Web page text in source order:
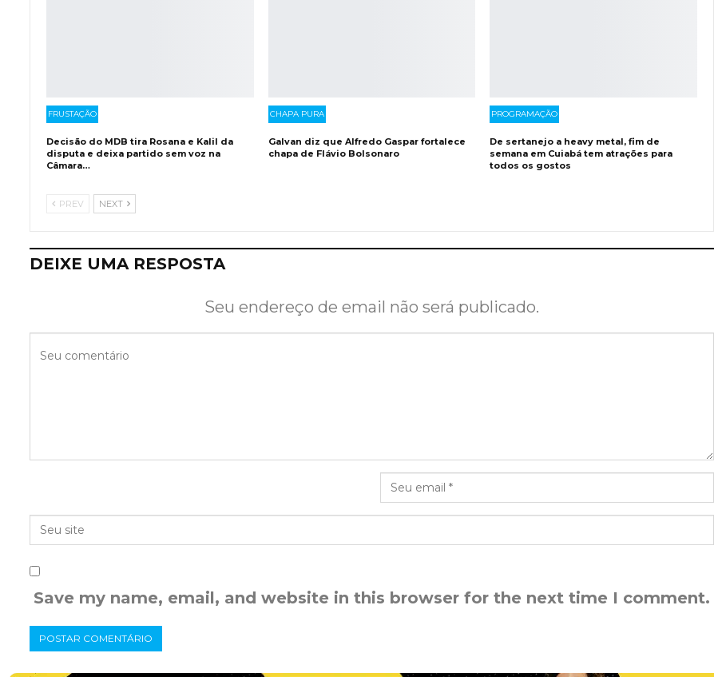
FRUSTAÇÃO
Decisão do MDB tira Rosana e Kalil da
disputa e deixa partido sem voz na
Câmara…
CHAPA PURA
Galvan diz que Alfredo Gaspar fortalece
chapa de Flávio Bolsonaro
PROGRAMAÇÃO
De sertanejo a heavy metal, fim de
semana em Cuiabá tem atrações para
todos os gostos
PREV NEXT
DEIXE UMA RESPOSTA
Seu endereço de email não será publicado.
Save my name, email, and website in this browser for the next time I comment.